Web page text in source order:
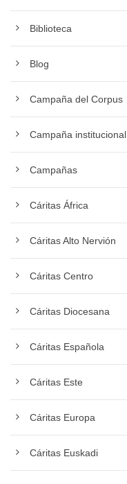
Biblioteca
Blog
Campaña del Corpus
Campaña institucional
Campañas
Cáritas África
Cáritas Alto Nervión
Cáritas Centro
Cáritas Diocesana
Cáritas Española
Cáritas Este
Cáritas Europa
Cáritas Euskadi